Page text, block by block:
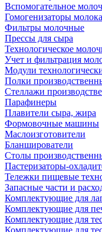
Вспомогательное
Гомогенизаторы молока
Фильтры молочные
Прессы для сыра
Технологическое
Учет и фильтрация
Модули
Полки
Стеллажи
Парафинеры
Плавители сыра, жира
Формовочные машины
Маслоизготовители
Бланширователи
Столы
Пастеризаторы-
Тележки пищевые
Запасные части и
Комплектующие для
Комплектующие для
Комплектующие для
Комплектующие для